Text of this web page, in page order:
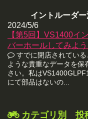
イントルーダー
2024/5/6
【第5回】VS1400イ
バーホールしてみよう
すでに閉店されてい
ような貴重なデータを
さい。私は
にて部品はないの...
カテゴリ別 投